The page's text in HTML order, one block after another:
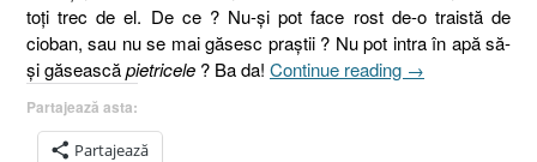
toţi trec de el. De ce ? Nu-şi pot face rost de-o traistă de
cioban, sau nu se mai găsesc praştii ? Nu pot intra în apă să-
şi găseascăpietricele ? Ba da! Continue reading „Isaia
→
Partajează asta:
Partajează